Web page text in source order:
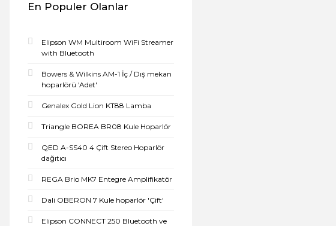
En Populer Olanlar
Elipson WM Multiroom WiFi Streamer
with Bluetooth
Bowers & Wilkins AM-1 İç / Dış mekan
hoparlörü 'Adet'
Genalex Gold Lion KT88 Lamba
Triangle BOREA BR08 Kule Hoparlör
QED A-SS40 4 Çift Stereo Hoparlör
dağıtıcı
REGA Brio MK7 Entegre Amplifikatör
Dali OBERON 7 Kule hoparlör 'Çift'
Elipson CONNECT 250 Bluetooth ve